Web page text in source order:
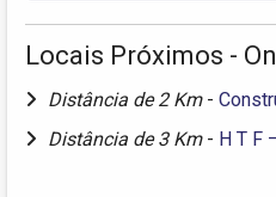
Locais Próximos -
Distância de 2 Km -
Distância de 3 Km - H T F